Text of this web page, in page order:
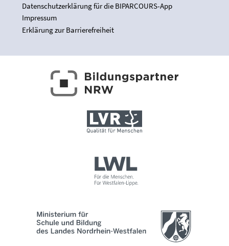
Datenschutzerklärung für die BIPARCOURS-App
Impressum
Erklärung zur Barrierefreiheit